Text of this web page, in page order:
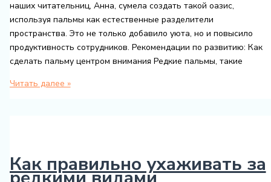
наших читательниц, Анна, сумела создать такой оазис,
используя пальмы как естественные разделители
пространства. Это не только добавило уюта, но и повысило
продуктивность сотрудников. Рекомендации по развитию: Как
сделать пальму центром внимания Редкие пальмы, такие
Советы
пальмами
Читать далее »
Как правильно ухаживать за